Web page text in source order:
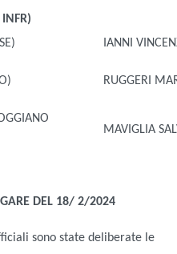
IANNI
RUGGERI
MAVIGLIA
DEL 18/ 2/2024
sono state deliberate le